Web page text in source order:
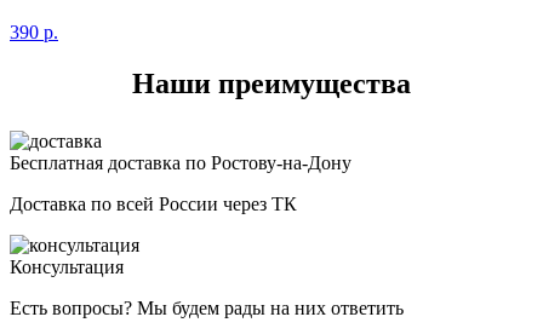
390 р.
Наши преимущества
Бесплатная доставка по Ростову-на-Дону
Доставка по всей России через ТК
Консультация
Есть вопросы? Мы будем рады на них ответить